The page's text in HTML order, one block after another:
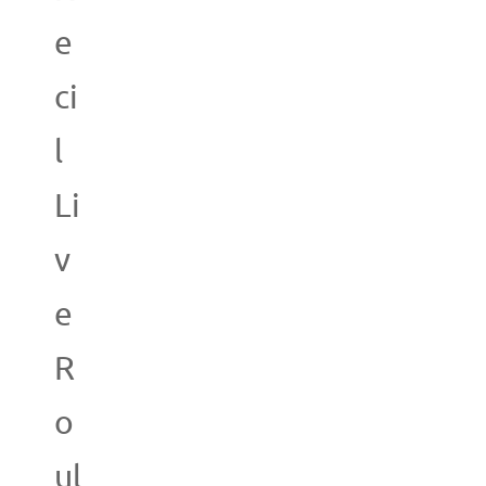
e
ci
l
Li
v
e
R
o
ul